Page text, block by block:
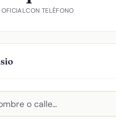
CON TELÉFONO